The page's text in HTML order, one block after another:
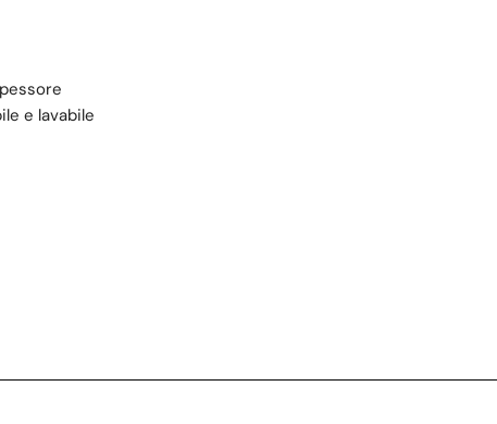
e lavabile